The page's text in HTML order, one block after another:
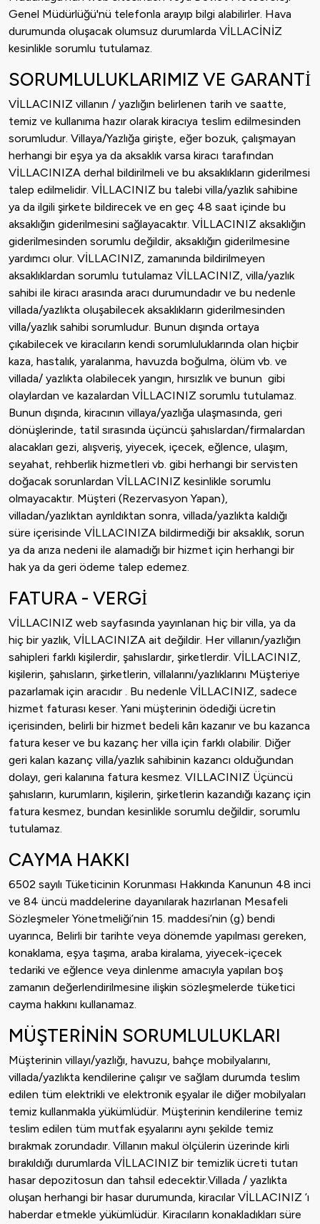
Genel Müdürlüğü'nü telefonla arayıp bilgi alabilirler. Hava
durumunda oluşacak olumsuz durumlarda VİLLACİNİZ
kesinlikle sorumlu tutulamaz.
SORUMLULUKLARIMIZ VE GARANTİ
VİLLACINIZ villanın / yazlığın belirlenen tarih ve saatte,
temiz ve kullanıma hazır olarak kiracıya teslim edilmesinden
sorumludur. Villaya/Yazlığa girişte, eğer bozuk, çalışmayan
herhangi bir eşya ya da aksaklık varsa kiracı tarafından
VİLLACINIZA derhal bildirilmeli ve bu aksaklıkların giderilmesi
talep edilmelidir. VİLLACINIZ bu talebi villa/yazlık sahibine
ya da ilgili şirkete bildirecek ve en geç 48 saat içinde bu
aksaklığın giderilmesini sağlayacaktır. VİLLACINIZ aksaklığın
giderilmesinden sorumlu değildir, aksaklığın giderilmesine
yardımcı olur. VİLLACINIZ, zamanında bildirilmeyen
aksaklıklardan sorumlu tutulamaz VİLLACINIZ, villa/yazlık
sahibi ile kiracı arasında aracı durumundadır ve bu nedenle
villada/yazlıkta oluşabilecek aksaklıkların giderilmesinden
villa/yazlık sahibi sorumludur. Bunun dışında ortaya
çıkabilecek ve kiracıların kendi sorumluluklarında olan hiçbir
kaza, hastalık, yaralanma, havuzda boğulma, ölüm vb. ve
villada/ yazlıkta olabilecek yangın, hırsızlık ve bunun gibi
olaylardan ve kazalardan VİLLACINIZ sorumlu tutulamaz.
Bunun dışında, kiracının villaya/yazlığa ulaşmasında, geri
dönüşlerinde, tatil sırasında üçüncü şahıslardan/firmalardan
alacakları gezi, alışveriş, yiyecek, içecek, eğlence, ulaşım,
seyahat, rehberlik hizmetleri vb. gibi herhangi bir servisten
doğacak sorunlardan VİLLACINIZ kesinlikle sorumlu
olmayacaktır. Müşteri (Rezervasyon Yapan),
villadan/yazlıktan ayrıldıktan sonra, villada/yazlıkta kaldığı
süre içerisinde VİLLACINIZA bildirmediği bir aksaklık, sorun
ya da arıza nedeni ile alamadığı bir hizmet için herhangi bir
hak ya da geri ödeme talep edemez.
FATURA - VERGİ
VİLLACINIZ web sayfasında yayınlanan hiç bir villa, ya da
hiç bir yazlık, VİLLACINIZA ait değildir. Her villanın/yazlığın
sahipleri farklı kişilerdir, şahıslardır, şirketlerdir. VİLLACINIZ,
kişilerin, şahısların, şirketlerin, villalarını/yazlıklarını Müşteriye
pazarlamak için aracıdır . Bu nedenle VİLLACINIZ, sadece
hizmet faturası keser. Yani müşterinin ödediği ücretin
içerisinden, belirli bir hizmet bedeli kârı kazanır ve bu kazanca
fatura keser ve bu kazanç her villa için farklı olabilir. Diğer
geri kalan kazanç villa/yazlık sahibinin kazancı olduğundan
dolayı, geri kalanına fatura kesmez. VILLACINIZ Üçüncü
şahısların, kurumların, kişilerin, şirketlerin kazandığı kazanç için
fatura kesmez, bundan kesinlikle sorumlu değildir, sorumlu
tutulamaz.
CAYMA HAKKI
6502 sayılı Tüketicinin Korunması Hakkında Kanunun 48 inci
ve 84 üncü maddelerine dayanılarak hazırlanan Mesafeli
Sözleşmeler Yönetmeliği’nin 15. maddesi’nin (g) bendi
uyarınca, Belirli bir tarihte veya dönemde yapılması gereken,
konaklama, eşya taşıma, araba kiralama, yiyecek-içecek
tedariki ve eğlence veya dinlenme amacıyla yapılan boş
zamanın değerlendirilmesine ilişkin sözleşmelerde tüketici
cayma hakkını kullanamaz.
MÜŞTERİNİN SORUMLULUKLARI
Müşterinin villayı/yazlığı, havuzu, bahçe mobilyalarını,
villada/yazlıkta kendilerine çalışır ve sağlam durumda teslim
edilen tüm elektrikli ve elektronik eşyalar ile diğer mobilyaları
temiz kullanmakla yükümlüdür. Müşterinin kendilerine temiz
teslim edilen tüm mutfak eşyalarını aynı şekilde temiz
bırakmak zorundadır. Villanın makul ölçülerin üzerinde kirli
bırakıldığı durumlarda VİLLACINIZ bir temizlik ücreti tutarı
hasar depozitosun dan tahsil edecektir.Villada / yazlıkta
oluşan herhangi bir hasar durumunda, kiracılar VİLLACINIZ ’ı
haberdar etmekle yükümlüdür. Kiracıların konakladıkları süre